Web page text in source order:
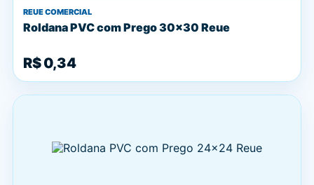
REUE COMERCIAL
Roldana PVC com Prego 30x30 Reue
R$ 0,34